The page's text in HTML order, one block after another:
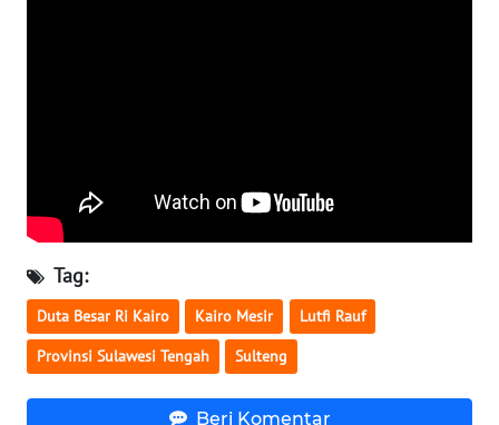
Tag:
Duta Besar Ri Kairo Kairo Mesir Lutfi Rauf
Provinsi Sulawesi Tengah Sulteng
Beri Komentar
BENGKULU
WN
LAMPUNG